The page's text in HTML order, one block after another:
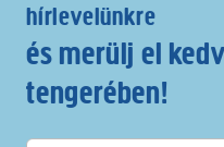
hírlevelünkre
és merülj el
tengerében!